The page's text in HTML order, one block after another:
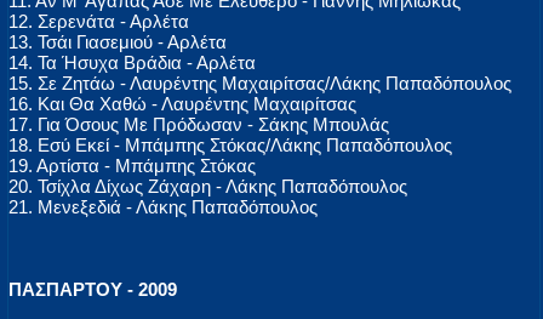
12. Σερενάτα - Αρλέτα
13. Τσάι Γιασεμιού - Αρλέτα
14. Τα Ήσυχα Βράδια - Αρλέτα
15. Σε Ζητάω - Λαυρέντης Μαχαιρίτσας/Λάκης Παπαδόπουλος
16. Και Θα Χαθώ - Λαυρέντης Μαχαιρίτσας
17. Για Όσους Με Πρόδωσαν - Σάκης Μπουλάς
18. Εσύ Εκεί - Μπάμπης Στόκας/Λάκης Παπαδόπουλος
19. Αρτίστα - Μπάμπης Στόκας
20. Τσίχλα Δίχως Ζάχαρη - Λάκης Παπαδόπουλος
21. Μενεξεδιά - Λάκης Παπαδόπουλος
ΠΑΣΠΑΡΤΟΥ - 2009